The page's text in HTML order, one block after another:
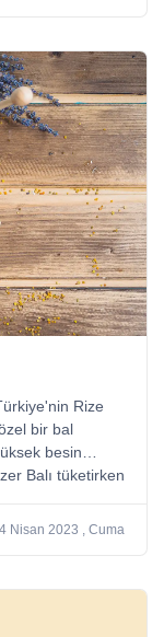
Rize
bir bal
besin
Balı tüketirken
Nisan 2023 , Cuma